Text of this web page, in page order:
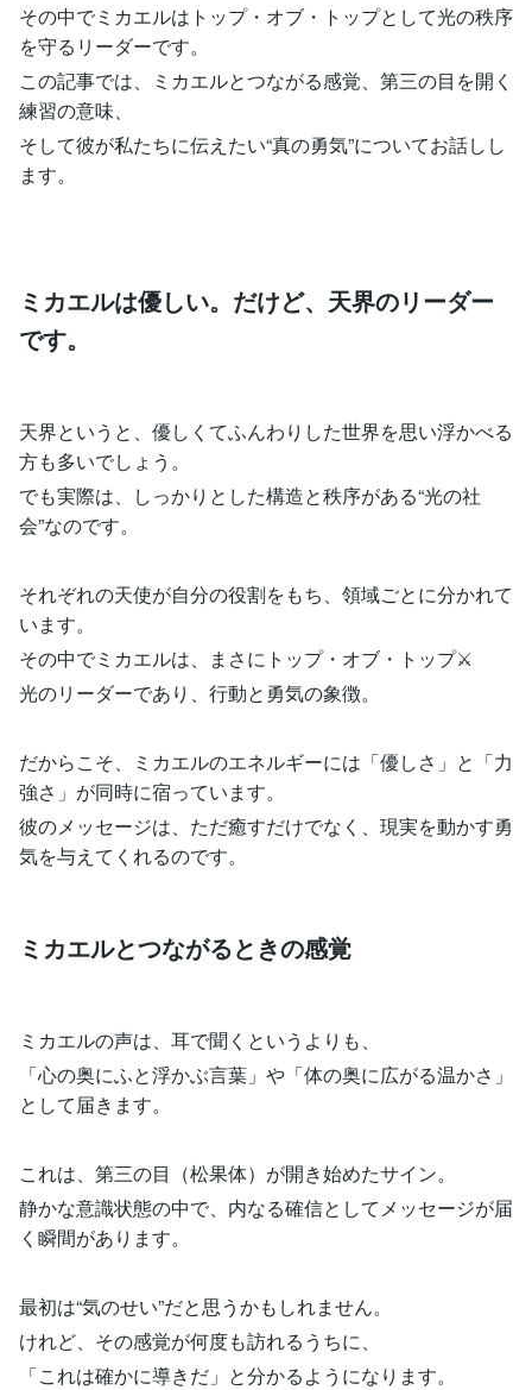
その中でミカエルはトップ・オブ・トップとして光の秩序
を守るリーダーです。
この記事では、ミカエルとつながる感覚、第三の目を開く
練習の意味、
そして彼が私たちに伝えたい“真の勇気”についてお話しし
ます。
ミカエルは優しい。だけど、天界のリーダー
です。
天界というと、優しくてふんわりした世界を思い浮かべる
方も多いでしょう。
でも実際は、しっかりとした構造と秩序がある“光の社
会”なのです。
それぞれの天使が自分の役割をもち、領域ごとに分かれて
います。
その中でミカエルは、まさにトップ・オブ・トップ⚔️
光のリーダーであり、行動と勇気の象徴。
だからこそ、ミカエルのエネルギーには「優しさ」と「力
強さ」が同時に宿っています。
彼のメッセージは、ただ癒すだけでなく、現実を動かす勇
気を与えてくれるのです。
ミカエルとつながるときの感覚
ミカエルの声は、耳で聞くというよりも、
「心の奥にふと浮かぶ言葉」や「体の奥に広がる温かさ」
として届きます。
これは、第三の目（松果体）が開き始めたサイン。
静かな意識状態の中で、内なる確信としてメッセージが届
く瞬間があります。
最初は“気のせい”だと思うかもしれません。
けれど、その感覚が何度も訪れるうちに、
「これは確かに導きだ」と分かるようになります。